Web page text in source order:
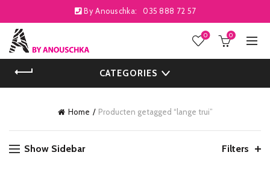
By Anouschka: 035 888 72 57
0 0
CATEGORIES
Home Producten getagged “lange trui”
Show Sidebar Filters